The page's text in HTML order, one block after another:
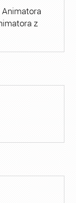
Animatora
z